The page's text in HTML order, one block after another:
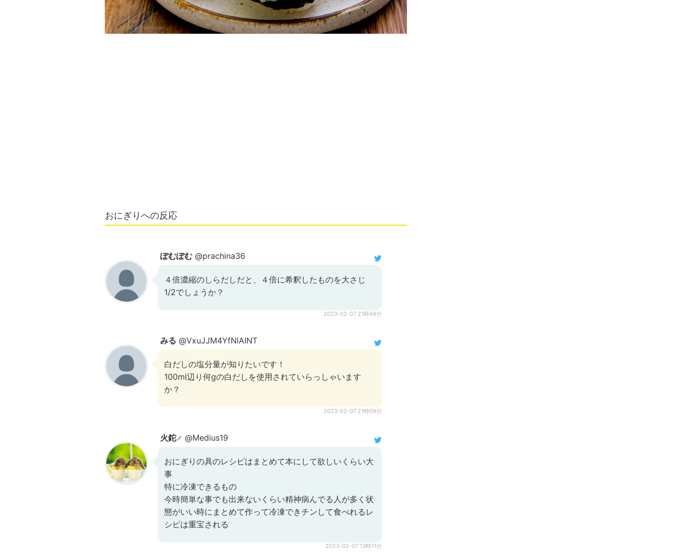
おにぎりへの反応
ぽむぽむ @prachina36
４倍濃縮のしらだしだと、４倍に希釈したものを大さじ
1/2でしょうか？
2023-02-07 21時49分
みる @VxuJJM4YfNlAINT
白だしの塩分量が知りたいです！
100ml辺り何gの白だしを使用されていらっしゃいます
か？
2023-02-07 21時09分
火鉈♂ @Medius19
おにぎりの具のレシピはまとめて本にして欲しいくらい大
事
特に冷凍できるもの
今時簡単な事でも出来ないくらい精神病んでる人が多く状
態がいい時にまとめて作って冷凍できチンして食べれるレ
シピは重宝される
2023-02-07 13時11分